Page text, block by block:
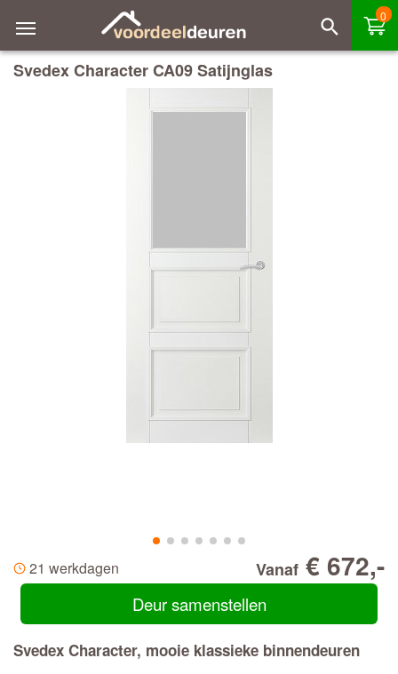
0
Svedex Character CA09 Satijnglas
21 werkdagen Vanaf € 672,-
Deur samenstellen
Svedex Character, mooie klassieke binnendeuren